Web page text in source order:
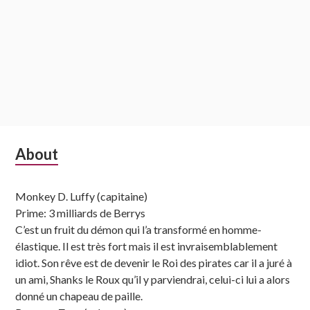
Subsidiary
About
Monkey D. Luffy (capitaine)
Prime: 3 milliards de Berrys
C’est un fruit du démon qui l’a transformé en homme-
élastique. Il est très fort mais il est invraisemblablement
idiot. Son rêve est de devenir le Roi des pirates car il a juré à
un ami, Shanks le Roux qu’il y parviendrai, celui-ci lui a alors
donné un chapeau de paille.